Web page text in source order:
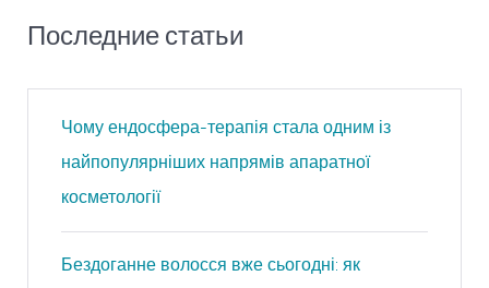
Последние статьи
Чому ендосфера-терапія стала одним із
найпопулярніших напрямів апаратної
косметології
Бездоганне волосся вже сьогодні: як